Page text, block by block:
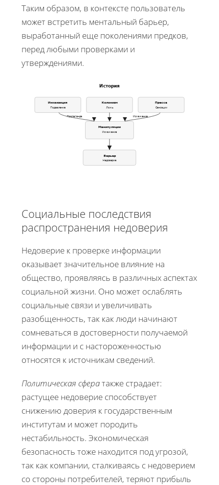
Таким образом, в контексте пользователь
может встретить ментальный барьер,
выработанный еще поколениями предков,
перед любыми проверками и
утверждениями.
История
Инквизиция
Подавление
Колонизм
Ложь
Пресса
Сенсации
Манипуляции
Искажение
Барьер
Недоверие
Пропаганда Искажение
Социальные последствия
распространения недоверия
Недоверие к проверке информации
оказывает значительное влияние на
общество, проявляясь в различных аспектах
социальной жизни. Оно может ослаблять
социальные связи и увеличивать
разобщенность, так как люди начинают
сомневаться в достоверности получаемой
информации и с настороженностью
относятся к источникам сведений.
Политическая сфератакже страдает:
растущее недоверие способствует
снижению доверия к государственным
институтам и может породить
нестабильность. Экономическая
безопасность тоже находится под угрозой,
так как компании, сталкиваясь с недоверием
со стороны потребителей, теряют прибыль